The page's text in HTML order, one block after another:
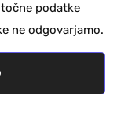
podatke
ne odgovarjamo.